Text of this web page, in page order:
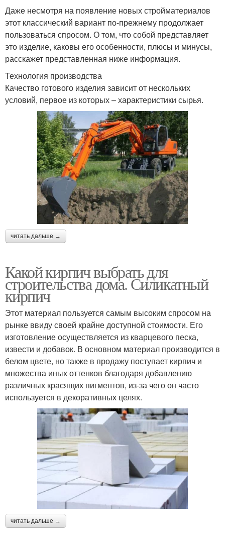
Даже несмотря на появление новых стройматериалов
этот классический вариант по-прежнему продолжает
пользоваться спросом. О том, что собой представляет
это изделие, каковы его особенности, плюсы и минусы,
расскажет представленная ниже информация.
Технология производства
Качество готового изделия зависит от нескольких
условий, первое из которых – характеристики сырья.
читать дальше →
Какой кирпич выбрать для
строительства дома. Силикатный
кирпич
Этот материал пользуется самым высоким спросом на
рынке ввиду своей крайне доступной стоимости. Его
изготовление осуществляется из кварцевого песка,
извести и добавок. В основном материал производится в
белом цвете, но также в продажу поступает кирпич и
множества иных оттенков благодаря добавлению
различных красящих пигментов, из-за чего он часто
используется в декоративных целях.
читать дальше →